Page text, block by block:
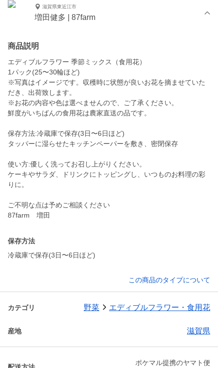
滋賀県東近江市
増田健多 | 87farm
商品説明
エディブルフラワー 季節ミックス（食用花）
1パック(25〜30輪ほど)
※写真はイメージです。収穫時に状態が良いお花を摘ませていた
だき、出荷致します。
※お花の内容や色は選べませんので、ご了承ください。
鮮度がいちばんの食用花は農家直送の品です。
保存方法:冷蔵庫で保存(3日〜6日ほど)
タッパーに湿らせたキッチンペーパーを敷き、密閉保存
使い方:優しく洗ってお召し上がりください。
ケーキやサラダ、ドリンクにトッピングし、いつものお料理の彩
りに。
ご不明な点は予めご相談ください
87farm 増田
保存方法
冷蔵庫で保存(3日〜6日ほど)
この商品のタイプについて
カテゴリ 野菜 エディブルフラワー・食用花
産地 滋賀県
ポケマル提携のヤマト便